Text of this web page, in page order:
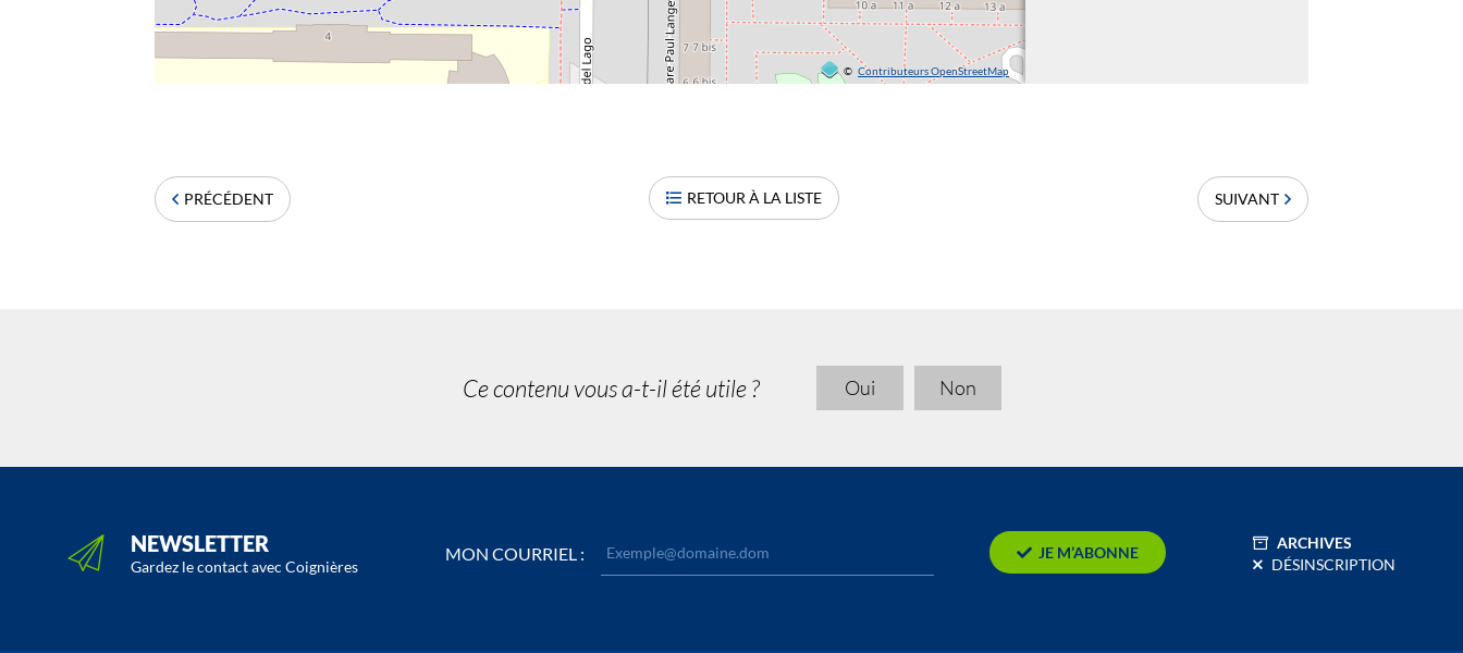
© Contributeurs OpenStreetMap
PRÉCÉDENT RETOUR À LA LISTE SUIVANT
Ce contenu vous a-t-il été utile ? Oui Non
NEWSLETTER
Gardez le contact avec Coignières
MON COURRIEL : JE M’ABONNE
ARCHIVES
DÉSINSCRIPTION